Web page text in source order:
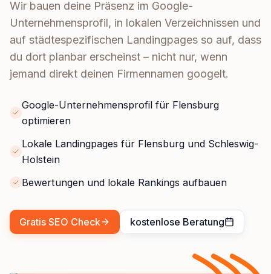
Wir bauen deine Präsenz im Google-
Unternehmensprofil, in lokalen Verzeichnissen und
auf städtespezifischen Landingpages so auf, dass
du dort planbar erscheinst – nicht nur, wenn
jemand direkt deinen Firmennamen googelt.
Google-Unternehmensprofil für Flensburg
optimieren
Lokale Landingpages für Flensburg und Schleswig-
Holstein
Bewertungen und lokale Rankings aufbauen
Gratis SEO Check kostenlose Beratung